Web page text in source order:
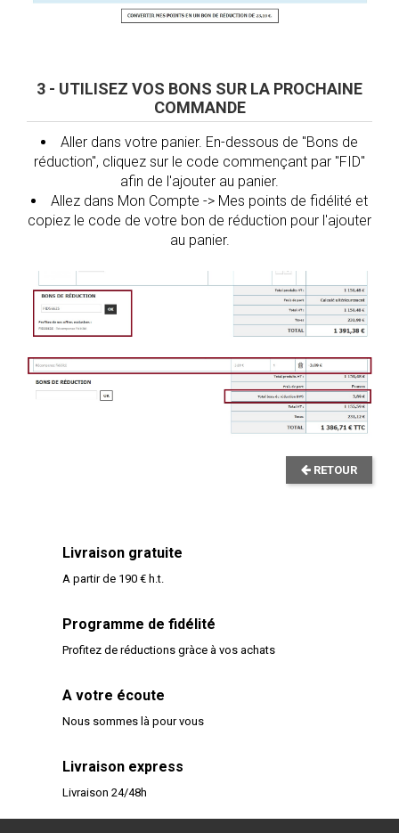
3 - UTILISEZ VOS BONS SUR LA PROCHAINE
COMMANDE
Aller dans votre panier. En-dessous de "Bons de
réduction", cliquez sur le code commençant par "FID"
afin de l'ajouter au panier.
Allez dans Mon Compte -> Mes points de fidélité et
copiez le code de votre bon de réduction pour l'ajouter
au panier.
RETOUR
Livraison gratuite
A partir de 190 € h.t.
Programme de fidélité
Profitez de réductions gràce à vos achats
A votre écoute
Nous sommes là pour vous
Livraison express
Livraison 24/48h